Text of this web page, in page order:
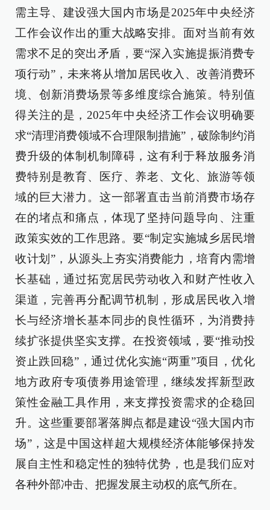
需主导、建设强大国内市场是2025年中央经济
工作会议作出的重大战略安排。面对当前有效
需求不足的突出矛盾，要“深入实施提振消费专
项行动”，未来将从增加居民收入、改善消费环
境、创新消费场景等多维度综合施策。特别值
得关注的是，2025年中央经济工作会议明确要
求“清理消费领域不合理限制措施”，破除制约消
费升级的体制机制障碍，这有利于释放服务消
费特别是教育、医疗、养老、文化、旅游等领
域的巨大潜力。这一部署直击当前消费市场存
在的堵点和痛点，体现了坚持问题导向、注重
政策实效的工作思路。要“制定实施城乡居民增
收计划”，从源头上夯实消费能力，培育内需增
长基础，通过拓宽居民劳动收入和财产性收入
渠道，完善再分配调节机制，形成居民收入增
长与经济增长基本同步的良性循环，为消费持
续扩张提供坚实支撑。在投资领域，要“推动投
资止跌回稳”，通过优化实施“两重”项目，优化
地方政府专项债券用途管理，继续发挥新型政
策性金融工具作用，来支撑投资需求的企稳回
升。这些重要部署落脚点都是建设“强大国内市
场”，这是中国这样超大规模经济体能够保持发
展自主性和稳定性的独特优势，也是我们应对
各种外部冲击、把握发展主动权的底气所在。